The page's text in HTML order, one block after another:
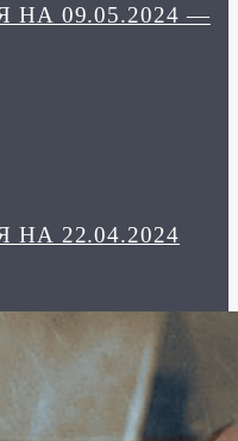
09.05.2024 —
22.04.2024